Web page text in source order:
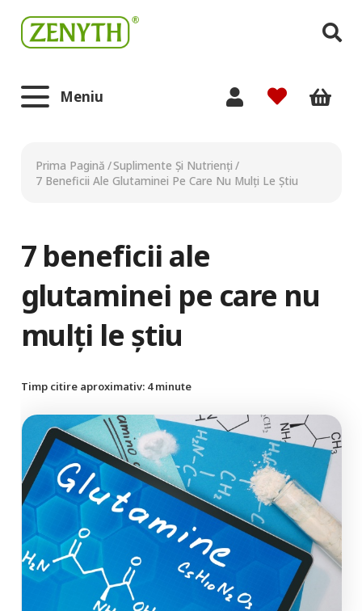
Meniu
Prima Pagină /Suplimente Și Nutrienți /
7 Beneficii Ale Glutaminei Pe Care Nu Mulți Le Știu
7 beneficii ale
glutaminei pe care nu
mulți le știu
Timp citire aproximativ: 4 minute